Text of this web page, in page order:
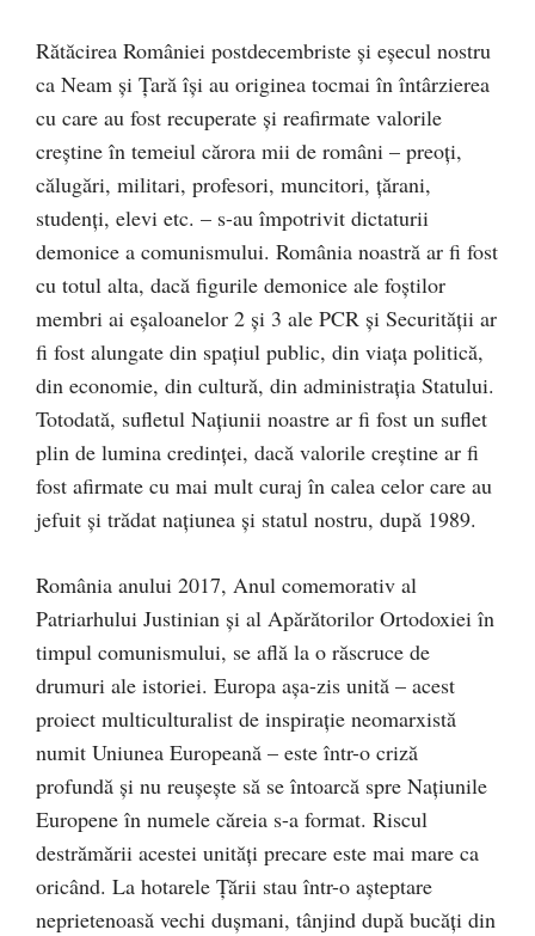
Rătăcirea României postdecembriste și eșecul nostru
ca Neam și Țară își au originea tocmai în întârzierea
cu care au fost recuperate și reafirmate valorile
creștine în temeiul cărora mii de români – preoți,
călugări, militari, profesori, muncitori, țărani,
studenți, elevi etc. – s-au împotrivit dictaturii
demonice a comunismului. România noastră ar fi fost
cu totul alta, dacă figurile demonice ale foștilor
membri ai eșaloanelor 2 și 3 ale PCR și Securității ar
fi fost alungate din spațiul public, din viața politică,
din economie, din cultură, din administrația Statului.
Totodată, sufletul Națiunii noastre ar fi fost un suflet
plin de lumina credinței, dacă valorile creștine ar fi
fost afirmate cu mai mult curaj în calea celor care au
jefuit și trădat națiunea și statul nostru, după 1989.
România anului 2017, Anul comemorativ al
Patriarhului Justinian și al Apărătorilor Ortodoxiei în
timpul comunismului, se află la o răscruce de
drumuri ale istoriei. Europa așa-zis unită – acest
proiect multiculturalist de inspirație neomarxistă
numit Uniunea Europeană – este într-o criză
profundă și nu reușește să se întoarcă spre Națiunile
Europene în numele căreia s-a format. Riscul
destrămării acestei unități precare este mai mare ca
oricând. La hotarele Țării stau într-o așteptare
neprietenoasă vechi dușmani, tânjind după bucăți din